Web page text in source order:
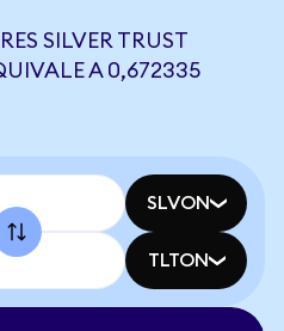
SILVER TRUST
A 0,672335
SLVON
TLTON